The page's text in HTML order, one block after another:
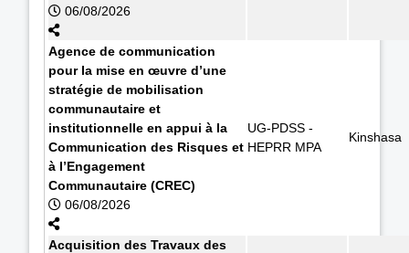
06/08/2026
Agence de communication
pour la mise en œuvre d’une
stratégie de mobilisation
communautaire et
institutionnelle en appui à la
Communication des Risques et
à l’Engagement
Communautaire (CREC)
06/08/2026
UG-PDSS -
HEPRR MPA
Kinshasa
Acquisition des Travaux des